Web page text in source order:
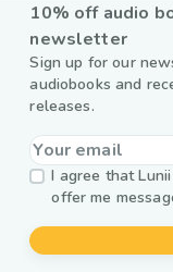
10% off audio
newsletter
Sign up for our
audiobooks and
releases.
I agree that
offer me